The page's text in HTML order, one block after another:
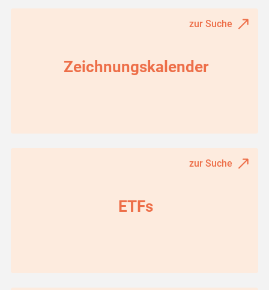
zur Suche
Zeichnungskalender
zur Suche
ETFs